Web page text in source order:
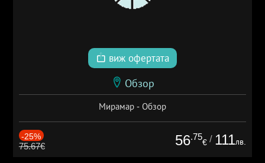
виж офертата
Обзор
Мирамар - Обзор
-25%
75.67€ 56.75
€ / 111лв.